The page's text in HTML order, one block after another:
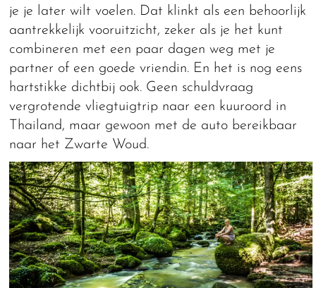
je je later wilt voelen. Dat klinkt als een behoorlijk
aantrekkelijk vooruitzicht, zeker als je het kunt
combineren met een paar dagen weg met je
partner of een goede vriendin. En het is nog eens
hartstikke dichtbij ook. Geen schuldvraag
vergrotende vliegtuigtrip naar een kuuroord in
Thailand, maar gewoon met de auto bereikbaar
naar het Zwarte Woud.